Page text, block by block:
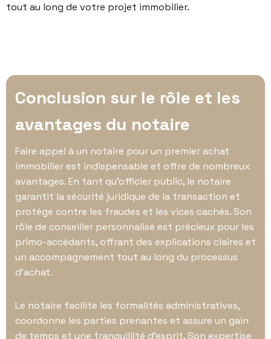
tout au long de votre projet immobilier.
Conclusion sur le rôle et les
avantages du notaire
Faire appel à un notaire pour un premier achat
immobilier est indispensable et offre de nombreux
avantages. En tant qu’officier public, le notaire
garantit la sécurité juridique de la transaction et
protège contre les fraudes et les vices cachés. Son
rôle de conseiller personnalisé est précieux pour les
primo-accédants, offrant des explications claires et
un accompagnement tout au long du processus
d’achat.
Le notaire facilite les formalités administratives,
coordonne les parties prenantes et assure un gain
de temps et une tranquillité d’esprit. Son expertise